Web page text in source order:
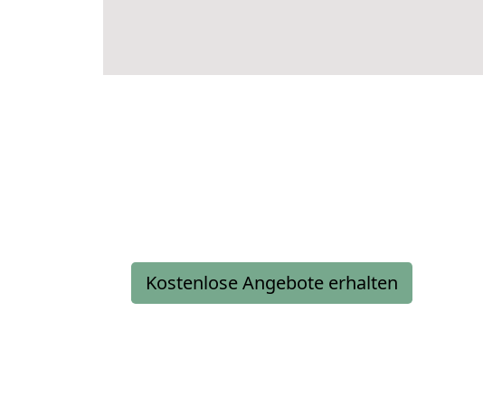
Kostenlose Angebote erhalten